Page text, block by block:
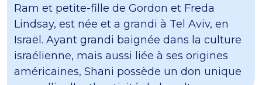
Ram et petite-fille de Gordon et Freda
Lindsay, est née et a grandi à Tel Aviv, en
Israël. Ayant grandi baignée dans la culture
israélienne, mais aussi liée à ses origines
américaines, Shani possède un don unique